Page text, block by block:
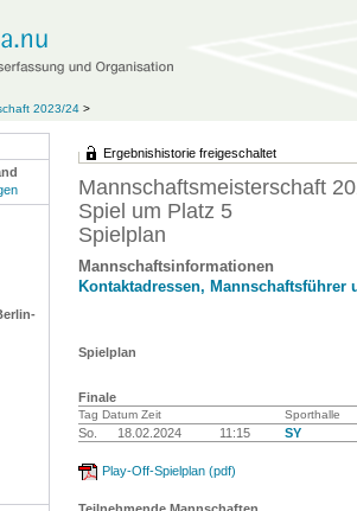
2023/24 >
Ergebnishistorie freigeschaltet
Mannschaftsmeisterschaft
Spiel um Platz 5
Spielplan
Mannschaftsinformationen
Kontaktadressen, Mannschaftsführer
Spielplan
Finale
Tag Datum Zeit Sporthalle
So. 18.02.2024 11:15 SY
Play-Off-Spielplan (pdf)